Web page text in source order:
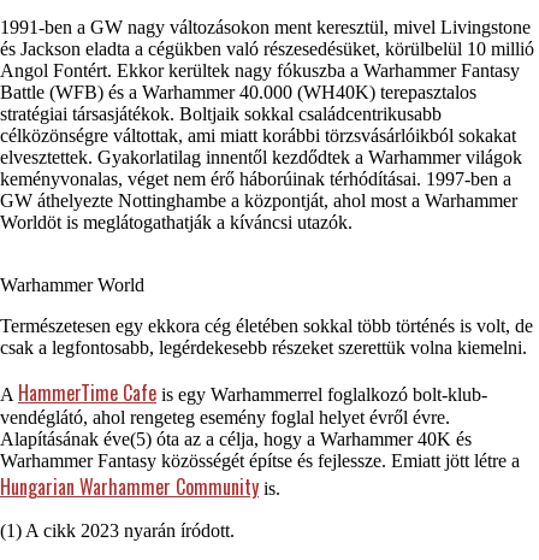
1991-ben a GW nagy változásokon ment keresztül, mivel Livingstone
és Jackson eladta a cégükben való részesedésüket, körülbelül 10 millió
Angol Fontért. Ekkor kerültek nagy fókuszba a Warhammer Fantasy
Battle (WFB) és a Warhammer 40.000 (WH40K) terepasztalos
stratégiai társasjátékok. Boltjaik sokkal családcentrikusabb
célközönségre váltottak, ami miatt korábbi törzsvásárlóikból sokakat
elvesztettek. Gyakorlatilag innentől kezdődtek a Warhammer világok
keményvonalas, véget nem érő háborúinak térhódításai. 1997-ben a
GW áthelyezte Nottinghambe a központját, ahol most a Warhammer
Worldöt is meglátogathatják a kíváncsi utazók.
Warhammer World
Természetesen egy ekkora cég életében sokkal több történés is volt, de
csak a legfontosabb, legérdekesebb részeket szerettük volna kiemelni.
A HammerTime Cafe is egy Warhammerrel foglalkozó bolt-klub-
vendéglátó, ahol rengeteg esemény foglal helyet évről évre.
Alapításának éve(5) óta az a célja, hogy a Warhammer 40K és
Warhammer Fantasy közösségét építse és fejlessze. Emiatt jött létre a
Hungarian Warhammer Community is.
(1) A cikk 2023 nyarán íródott.